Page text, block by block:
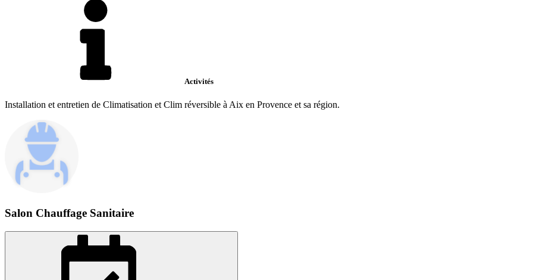
Activités
Installation et entretien de Climatisation et Clim réversible à Aix en Provence et sa région.
Salon Chauffage Sanitaire